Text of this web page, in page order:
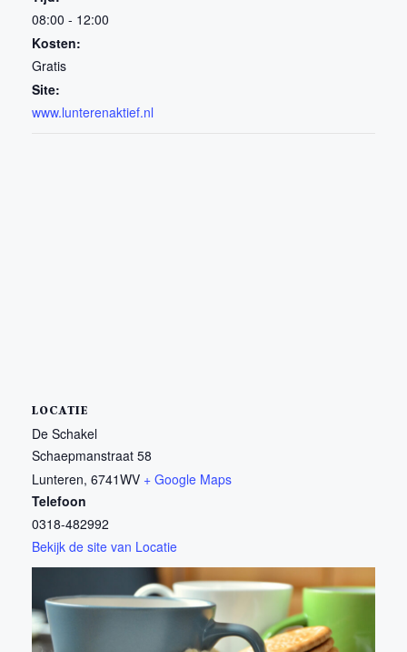
08:00 - 12:00
Kosten:
Gratis
Site:
www.lunterenaktief.nl
LOCATIE
De Schakel
Schaepmanstraat 58
Lunteren, 6741WV + Google Maps
Telefoon
0318-482992
Bekijk de site van Locatie